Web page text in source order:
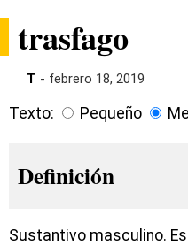
trasfago
T - febrero 18, 2019
Texto: Pequeño
Definición
Sustantivo masculino.